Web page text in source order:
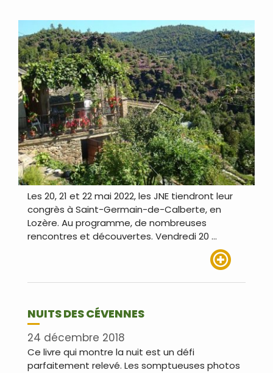
Les 20, 21 et 22 mai 2022, les JNE tiendront leur
congrès à Saint-Germain-de-Calberte, en
Lozère. Au programme, de nombreuses
rencontres et découvertes. Vendredi 20 …
NUITS DES CÉVENNES
24 décembre 2018
Ce livre qui montre la nuit est un défi
parfaitement relevé. Les somptueuses photos